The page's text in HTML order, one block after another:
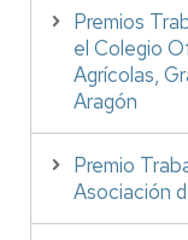
Premios
el Colegio
Agrícolas,
Aragón
Premio
Asociación